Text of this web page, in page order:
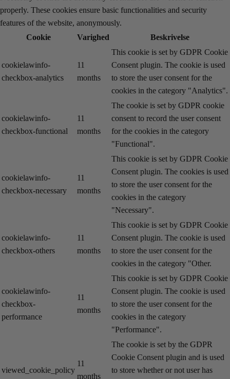
properly. These cookies ensure basic functionalities and security
features of the website, anonymously.
Cookie
Varighed Beskrivelse
cookielawinfo-
checkbox-analytics
11
months
This cookie is set by GDPR Cookie
Consent plugin. The cookie is used
to store the user consent for the
cookies in the category "Analytics".
cookielawinfo-
checkbox-functional
11
months
The cookie is set by GDPR cookie
consent to record the user consent
for the cookies in the category
"Functional".
cookielawinfo-
checkbox-necessary
11
months
This cookie is set by GDPR Cookie
Consent plugin. The cookies is used
to store the user consent for the
cookies in the category
"Necessary".
cookielawinfo-
checkbox-others
11
months
This cookie is set by GDPR Cookie
Consent plugin. The cookie is used
to store the user consent for the
cookies in the category "Other.
cookielawinfo-
checkbox-
performance
11
months
This cookie is set by GDPR Cookie
Consent plugin. The cookie is used
to store the user consent for the
cookies in the category
"Performance".
viewed_cookie_policy
11
months
The cookie is set by the GDPR
Cookie Consent plugin and is used
to store whether or not user has